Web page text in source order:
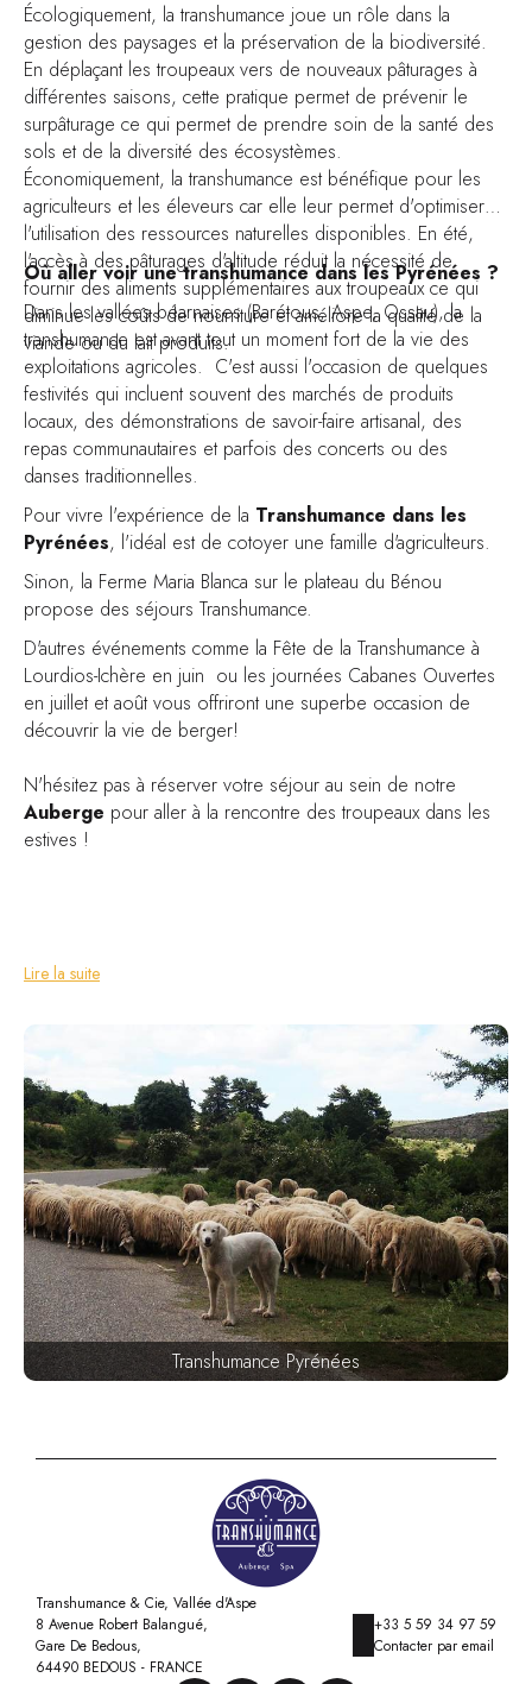
Écologiquement, la transhumance joue un rôle dans la
gestion des paysages et la préservation de la biodiversité.
En déplaçant les troupeaux vers de nouveaux pâturages à
différentes saisons, cette pratique permet de prévenir le
surpâturage ce qui permet de prendre soin de la santé des
sols et de la diversité des écosystèmes.
Économiquement, la transhumance est bénéfique pour les
agriculteurs et les éleveurs car elle leur permet d'optimiser
l'utilisation des ressources naturelles disponibles. En été,
l'accès à des pâturages d'altitude réduit la nécessité de
fournir des aliments supplémentaires aux troupeaux ce qui
diminue les coûts de nourriture et améliore la qualité de la
viande ou du lait produits.
Où aller voir une transhumance dans les Pyrénées ?
Dans les vallées béarnaises (Barétous, Aspe, Ossau), la
transhumance est avant tout un moment fort de la vie des
exploitations agricoles. C'est aussi l'occasion de quelques
festivités qui incluent souvent des marchés de produits
locaux, des démonstrations de savoir-faire artisanal, des
repas communautaires et parfois des concerts ou des
danses traditionnelles.
Pour vivre l'expérience de la Transhumance dans les
Pyrénées, l'idéal est de cotoyer une famille d'agriculteurs.
Sinon, la Ferme Maria Blanca sur le plateau du Bénou
propose des séjours Transhumance.
D'autres événements comme la Fête de la Transhumance à
Lourdios-Ichère en juin ou les journées Cabanes Ouvertes
en juillet et août vous offriront une superbe occasion de
découvrir la vie de berger!
N'hésitez pas à réserver votre séjour au sein de notre
Auberge pour aller à la rencontre des troupeaux dans les
estives !
Lire la suite
Transhumance Pyrénées
Transhumance & Cie, Vallée d'Aspe
8 Avenue Robert Balangué,
Gare De Bedous,
64490 BEDOUS - FRANCE
+33 5 59 34 97 59
Contacter par email